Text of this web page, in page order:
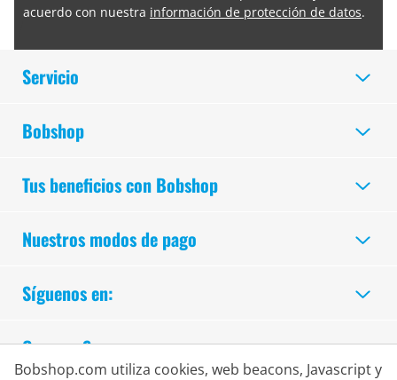
acuerdo con nuestra información de protección de datos.
Servicio
Bobshop
Tus beneficios con Bobshop
Nuestros modos de pago
Síguenos en:
Compra Segura
Bobshop.com utiliza cookies, web beacons, Javascript y